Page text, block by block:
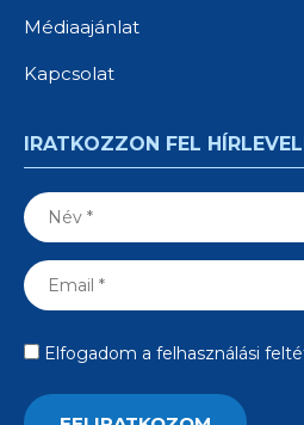
Médiaajánlat
Kapcsolat
IRATKOZZON FEL
Elfogadom a felhasználási